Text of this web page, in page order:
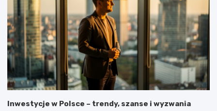
Inwestycje w Polsce – trendy, szanse i wyzwania